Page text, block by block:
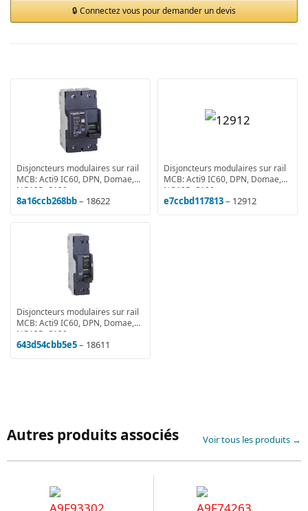
Connectez vous pour demander un devis
Disjoncteurs modulaires sur rail
MCB: Acti9 IC60, DPN, Domae,
NG125, C120
8a16ccb268bb– 18622
Disjoncteurs modulaires sur rail
MCB: Acti9 IC60, DPN, Domae,
NG125, C120
e7ccbd117813– 12912
Disjoncteurs modulaires sur rail
MCB: Acti9 IC60, DPN, Domae,
NG125, C120
643d54cbb5e5– 18611
Autres produits associés Voir tous les produits →